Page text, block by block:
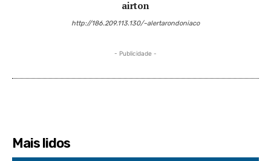
airton
http://186.209.113.130/~alertarondoniaco
- Publicidade -
Mais lidos